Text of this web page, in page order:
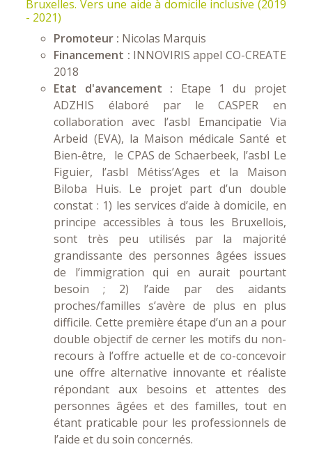
Bruxelles. Vers une aide à domicile inclusive (2019
- 2021)
Promoteur : Nicolas Marquis
Financement : INNOVIRIS appel CO-CREATE
2018
Etat d'avancement : Etape 1 du projet
ADZHIS élaboré par le CASPER en
collaboration avec l’asbl Emancipatie Via
Arbeid (EVA), la Maison médicale Santé et
Bien-être, le CPAS de Schaerbeek, l’asbl Le
Figuier, l’asbl Métiss’Ages et la Maison
Biloba Huis. Le projet part d’un double
constat : 1) les services d’aide à domicile, en
principe accessibles à tous les Bruxellois,
sont très peu utilisés par la majorité
grandissante des personnes âgées issues
de l’immigration qui en aurait pourtant
besoin ; 2) l’aide par des aidants
proches/familles s’avère de plus en plus
difficile. Cette première étape d’un an a pour
double objectif de cerner les motifs du non-
recours à l’offre actuelle et de co-concevoir
une offre alternative innovante et réaliste
répondant aux besoins et attentes des
personnes âgées et des familles, tout en
étant praticable pour les professionnels de
l’aide et du soin concernés.